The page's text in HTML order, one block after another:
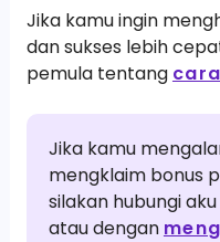
Jika kamu ingin
dan sukses lebih
pemula tentang
Jika kamu
mengklaim bonus
silakan hubungi
atau dengan